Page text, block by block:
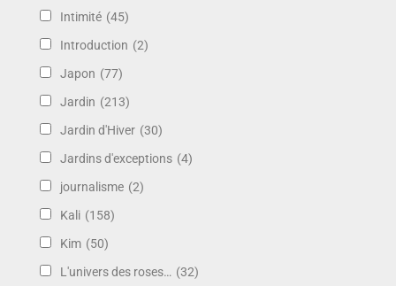
Intimité (45)
Introduction (2)
Japon (77)
Jardin (213)
Jardin d'Hiver (30)
Jardins d'exceptions (4)
journalisme (2)
Kali (158)
Kim (50)
L'univers des roses… (32)